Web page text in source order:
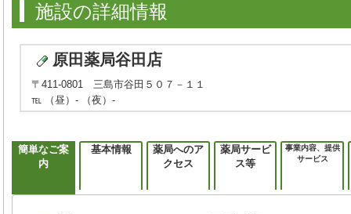
施設の詳細情報
原田薬局谷田店
〒411-0801 三島市谷田５０７－１１
℡ （昼）- （夜）-
簡単なご案
内
基本情報
薬局へのア
クセス
薬局サービ
ス等
事業内容、提供
サービス